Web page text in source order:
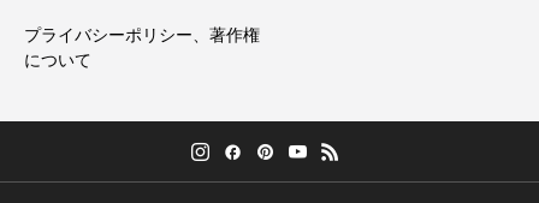
プライバシーポリシー、著作権
について